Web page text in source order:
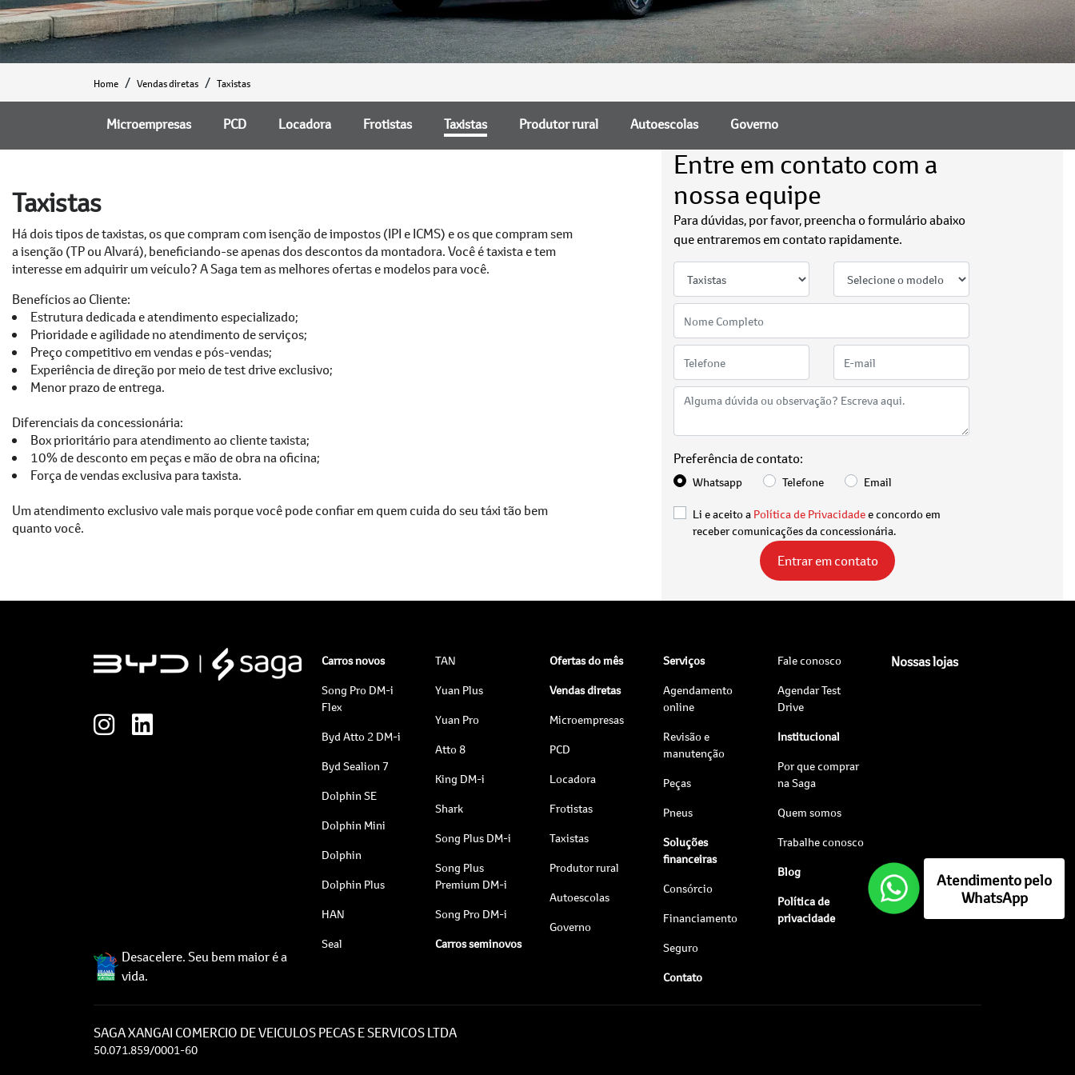
Home Vendas diretas Taxistas
Microempresas PCD Locadora Frotistas Taxistas Produtor rural Autoescolas Governo
Taxistas
Há dois tipos de taxistas, os que compram com isenção de impostos (IPI e ICMS) e os que compram sem
a isenção (TP ou Alvará), beneficiando-se apenas dos descontos da montadora. Você é taxista e tem
interesse em adquirir um veículo? A Saga tem as melhores ofertas e modelos para você.
Benefícios ao Cliente:
Estrutura dedicada e atendimento especializado;
Prioridade e agilidade no atendimento de serviços;
Preço competitivo em vendas e pós-vendas;
Experiência de direção por meio de test drive exclusivo;
Menor prazo de entrega.
Diferenciais da concessionária:
Box prioritário para atendimento ao cliente taxista;
10% de desconto em peças e mão de obra na oficina;
Força de vendas exclusiva para taxista.
Um atendimento exclusivo vale mais porque você pode confiar em quem cuida do seu táxi tão bem
quanto você.
Entre em contato com a
nossa equipe
Para dúvidas, por favor, preencha o formulário abaixo
que entraremos em contato rapidamente.
Preferência de contato:
Whatsapp Telefone Email
Li e aceito a Política de Privacidadee concordo em
receber comunicações da concessionária.
Entrar em contato
Desacelere. Seu bem maior é a
vida.
Carros novos
Song Pro DM-i
Flex
Byd Atto 2 DM-i
Byd Sealion 7
Dolphin SE
Dolphin Mini
Dolphin
Dolphin Plus
HAN
Seal
TAN
Yuan Plus
Yuan Pro
Atto 8
King DM-i
Shark
Song Plus DM-i
Song Plus
Premium DM-i
Song Pro DM-i
Carros seminovos
Ofertas do mês
Vendas diretas
Microempresas
PCD
Locadora
Frotistas
Taxistas
Produtor rural
Autoescolas
Governo
Serviços
Agendamento
online
Revisão e
manutenção
Peças
Pneus
Soluções
financeiras
Consórcio
Financiamento
Seguro
Contato
Fale conosco
Agendar Test
Drive
Institucional
Por que comprar
na Saga
Quem somos
Trabalhe conosco
Blog
Política de
privacidade
Nossas lojas
SAGA XANGAI COMERCIO DE VEICULOS PECAS E SERVICOS LTDA
50.071.859/0001-60
Atendimento pelo
WhatsApp